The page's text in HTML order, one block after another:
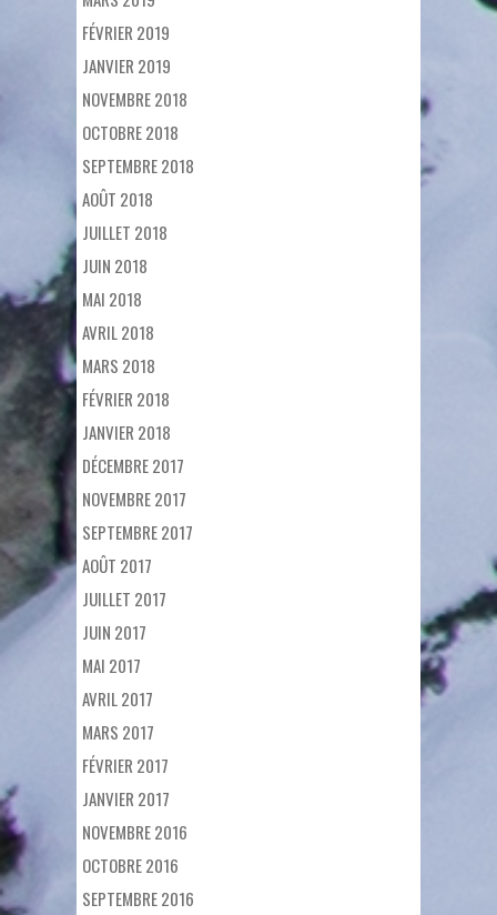
FÉVRIER 2019
JANVIER 2019
NOVEMBRE 2018
OCTOBRE 2018
SEPTEMBRE 2018
AOÛT 2018
JUILLET 2018
JUIN 2018
MAI 2018
AVRIL 2018
MARS 2018
FÉVRIER 2018
JANVIER 2018
DÉCEMBRE 2017
NOVEMBRE 2017
SEPTEMBRE 2017
AOÛT 2017
JUILLET 2017
JUIN 2017
MAI 2017
AVRIL 2017
MARS 2017
FÉVRIER 2017
JANVIER 2017
NOVEMBRE 2016
OCTOBRE 2016
SEPTEMBRE 2016